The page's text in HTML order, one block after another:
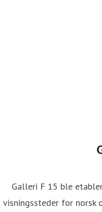
Galleri F 15 ble
visningssteder for norsk